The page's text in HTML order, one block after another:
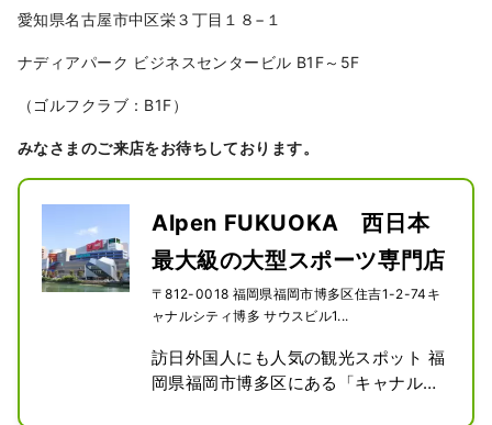
愛知県名古屋市中区栄３丁目１８−１
ナディアパーク ビジネスセンタービル B1F～5F
（ゴルフクラブ：B1F）
みなさまのご来店をお待ちしております。
Alpen FUKUOKA 西日本
最大級の大型スポーツ専門店
〒812-0018 福岡県福岡市博多区住吉1-2-74キ
ャナルシティ博多 サウスビル1...
訪日外国人にも人気の観光スポット 福
岡県福岡市博多区にある「キャナルシ